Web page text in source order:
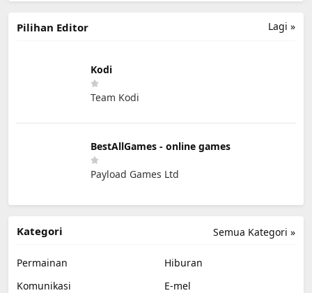
Lagi »
Pilihan Editor
Kodi
Team Kodi
BestAllGames - online games
Payload Games Ltd
Semua Kategori »
Kategori
Permainan
Hiburan
Komunikasi
E-mel